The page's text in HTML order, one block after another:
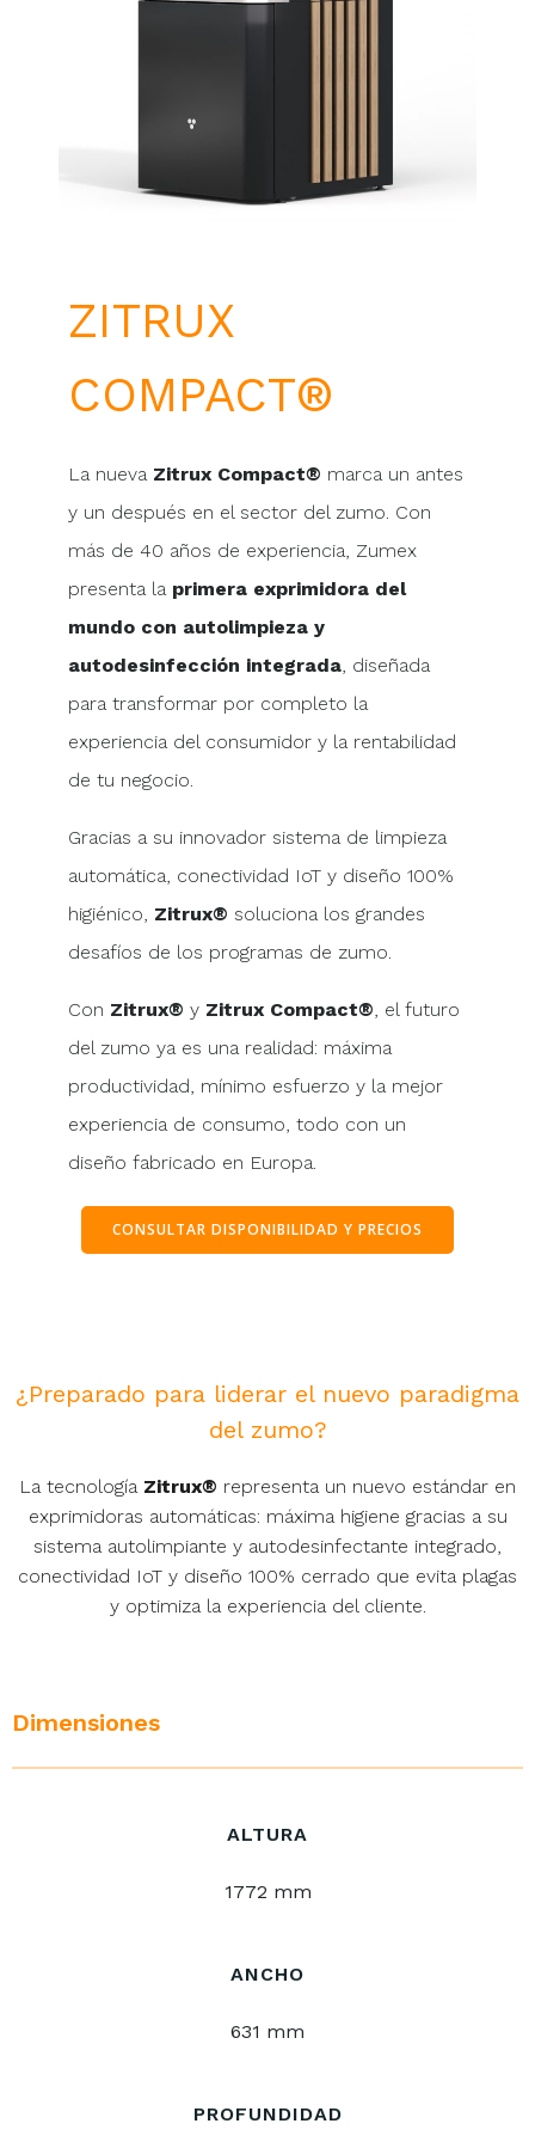
ZITRUX
COMPACT®
La nueva Zitrux Compact® marca un antes
y un después en el sector del zumo. Con
más de 40 años de experiencia, Zumex
presenta la primera exprimidora del
mundo con autolimpieza y
autodesinfección integrada, diseñada
para transformar por completo la
experiencia del consumidor y la rentabilidad
de tu negocio.
Gracias a su innovador sistema de limpieza
automática, conectividad IoT y diseño 100%
higiénico, Zitrux® soluciona los grandes
desafíos de los programas de zumo.
Con Zitrux® y Zitrux Compact®, el futuro
del zumo ya es una realidad: máxima
productividad, mínimo esfuerzo y la mejor
experiencia de consumo, todo con un
diseño fabricado en Europa.
CONSULTAR DISPONIBILIDAD Y PRECIOS
¿Preparado para liderar el nuevo paradigma
del zumo?
La tecnología Zitrux® representa un nuevo estándar en
exprimidoras automáticas: máxima higiene gracias a su
sistema autolimpiante y autodesinfectante integrado,
conectividad IoT y diseño 100% cerrado que evita plagas
y optimiza la experiencia del cliente.
Dimensiones
ALTURA
1772 mm
ANCHO
631 mm
PROFUNDIDAD